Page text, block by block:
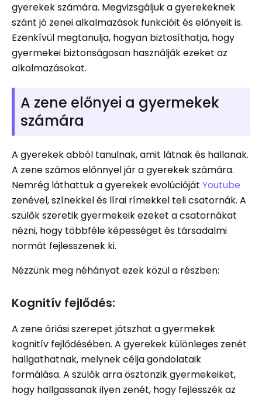
gyerekek számára. Megvizsgáljuk a gyerekeknek
szánt jó zenei alkalmazások funkcióit és előnyeit is.
Ezenkívül megtanulja, hogyan biztosíthatja, hogy
gyermekei biztonságosan használják ezeket az
alkalmazásokat.
A zene előnyei a gyermekek
számára
A gyerekek abból tanulnak, amit látnak és hallanak.
A zene számos előnnyel jár a gyerekek számára.
Nemrég láthattuk a gyerekek evolúcióját Youtube
zenével, színekkel és lírai rímekkel teli csatornák. A
szülők szeretik gyermekeik ezeket a csatornákat
nézni, hogy többféle képességet és társadalmi
normát fejlesszenek ki.
Nézzünk meg néhányat ezek közül a részben:
Kognitív fejlődés:
A zene óriási szerepet játszhat a gyermekek
kognitív fejlődésében. A gyerekek különleges zenét
hallgathatnak, melynek célja gondolataik
formálása. A szülők arra ösztönzik gyermekeiket,
hogy hallgassanak ilyen zenét, hogy fejlesszék az